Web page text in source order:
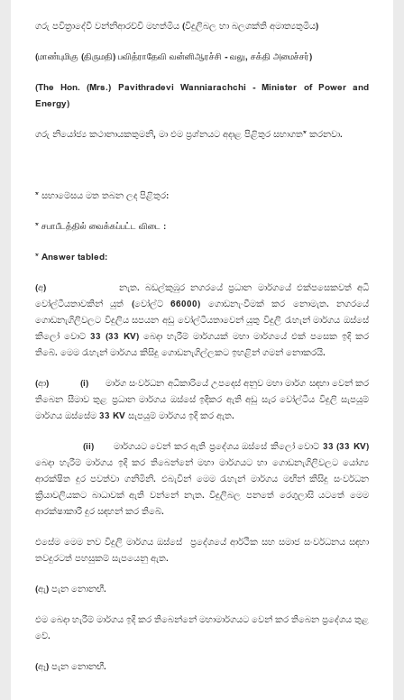
ගරු පවිත්‍රාදේවී වන්නිආරච්චි මහත්මිය (විදුලිබල හා බලශක්ති අමාත්‍යතුමිය)
(மாண்புமிகு (திருமதி) பவித்ராதேவி வன்னிஆரச்சி - வலு, சக்தி அமைச்சர்)
(The Hon. (Mrs.) Pavithradevi Wanniarachchi - Minister of Power and
Energy)
ගරු නියෝජ්‍ය කථානායකතුමනි, මා එම ප්‍රශ්නයට අදාළ පිළිතුර සභාගත* කරනවා.
* සභාමේසය මත තබන ලද පිළිතුර:
* சபாபீடத்தில் வைக்கப்பட்ட விடை :
* Answer tabled:
(අ) නැත. බඩල්කුඹුර නගරයේ ප්‍රධාන මාර්ගයේ එක්පසෙකවත් අධි
වෝල්ටීයතාවකින් යුත් (වෝල්ට් 66000) ගොඩනැංවීමක් කර නොමැත. නගරයේ
ගොඩනැගිලිවලට විදුලිය සපයන අඩු වෝල්ටීයතා‍වෙන් යුතු විදුලි රැහැන් මාර්ගය ඔස්සේ
කිලෝ වොට් 33 (33 KV) බෙදා හැරීම් මාර්ගයක් මහා මාර්ගයේ එක් පසෙක ඉදි කර
තිබේ. මෙම රැහැන් මාර්ගය කිසිදු ගොඩනැගිල්ලකට ඉහළින් ගමන් නොකරයි.
(ආ) (i) මාර්ග සංවර්ධන අධිකාරියේ උපදෙස් අනුව මහා මාර්ග සඳහා වෙන් කර
තිබෙන සීමාව තුළ ප්‍රධාන මාර්ගය ඔස්සේ ඉදිකර ඇති අඩු සැර වෝල්ටීය විදුලි සැපයුම්
මාර්ගය ඔස්සේම 33 KV සැපයුම් මාර්ගය ඉදි කර ඇත.
(ii) මාර්ගයට වෙන් කර ඇති ප්‍රදේශය ඔස්සේ කිලෝ වොට් 33 (33 KV)
බෙදා හැරීම් මාර්ගය ඉදි කර තිබෙන්නේ මහා මාර්ගයට හා ගොඩනැගිලිවලට යෝග්‍ය
ආරක්ෂිත දුර පවත්වා ගනිමිනි. එබැවින් මෙම රැහැන් මාර්ගය මඟින් කිසිදු සංවර්ධන
ක්‍රියාවලියකට බාධාවක් ඇති වන්නේ නැත. විදුලිබල පනතේ රෙගුලාසි යටතේ මෙම
ආරක්ෂාකාරී දුර සඳහන් කර තිබේ.
එසේම මෙම නව විදුලි මාර්ගය ඔස්සේ ප්‍රදේශයේ ආර්ථික සහ සමාජ සංවර්ධනය සඳහා
තවදුරටත් පහසුකම් සැපයෙනු ඇත.
(ඇ) පැන නොනඟී.
එම බෙදා හැරීම් මාර්ගය ඉදි කර තිබෙන්නේ මහාමාර්ගයට වෙන් කර තිබෙන ප්‍රදේශය තුළ
වේ.
(ඈ) පැන නොනඟී.